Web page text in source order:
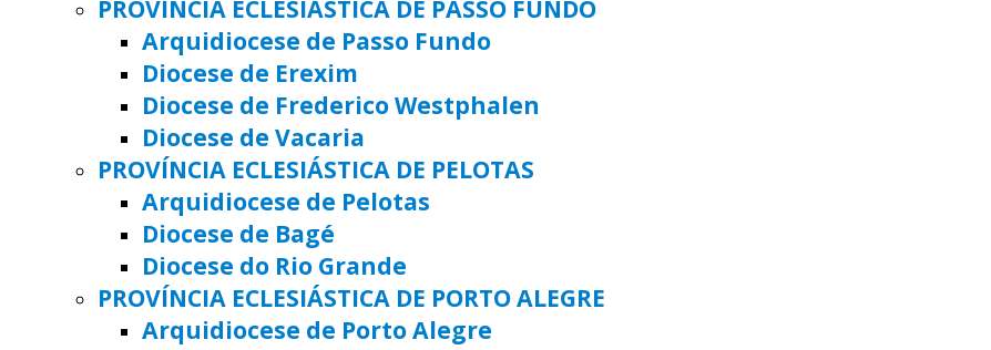
PROVÍNCIA ECLESIÁSTICA DE PASSO FUNDO
Arquidiocese de Passo Fundo
Diocese de Erexim
Diocese de Frederico Westphalen
Diocese de Vacaria
PROVÍNCIA ECLESIÁSTICA DE PELOTAS
Arquidiocese de Pelotas
Diocese de Bagé
Diocese do Rio Grande
PROVÍNCIA ECLESIÁSTICA DE PORTO ALEGRE
Arquidiocese de Porto Alegre